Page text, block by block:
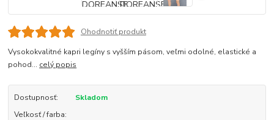
Ohodnotiť produkt
Vysokokvalitné kapri legíny s vyšším pásom, veľmi odolné, elastické a
pohod... celý popis
Dostupnosť:
Skladom
Veľkosť / farba: